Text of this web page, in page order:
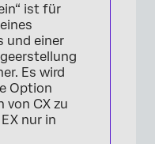
ist für
und einer
Es wird
Option
von CX zu
nur in